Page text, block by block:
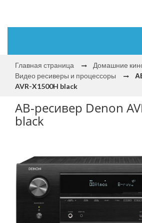
Главная страница Домашние
Видео ресиверы и процессоры
AVR-X1500H black
АВ-ресивер Denon
black